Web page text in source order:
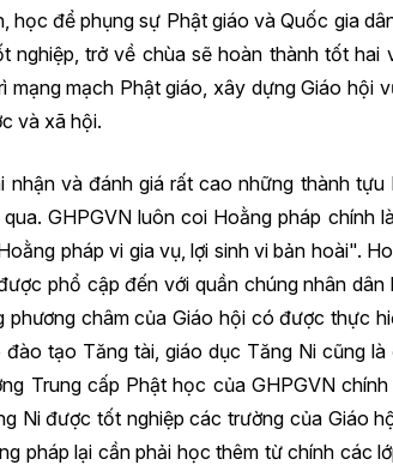
để phụng sự Phật giáo và Quốc gia
nghiệp, trở về chùa sẽ hoàn thành tốt hai
mạng mạch Phật giáo, xây dựng Giáo hội
và xã hội.
và đánh giá rất cao những thành tựu
GHPGVN luôn coi Hoằng pháp chính
pháp vi gia vụ, lợi sinh vi bản hoài".
phổ cập đến với quần chúng nhân
châm của Giáo hội có được thực
tạo Tăng tài, giáo dục Tăng Ni cũng
Trung cấp Phật học của GHPGVN
Ni được tốt nghiệp các trường của Giáo
pháp lại cần phải học thêm từ chính các